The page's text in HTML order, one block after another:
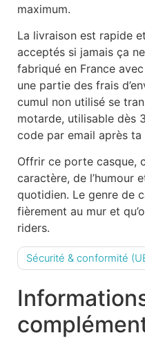
maximum.
La livraison est rapide
acceptés si jamais ça
fabriqué en France
une partie des frais
cumul non utilisé se
motarde, utilisable dès
code par email après ta
Offrir ce porte casque,
caractère, de l’humour
quotidien. Le genre de
fièrement au mur et
riders.
Sécurité & conformité